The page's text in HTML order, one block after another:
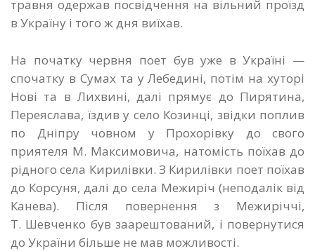
травня одержав посвідчення на вільний проїзд
в Україну і того ж дня виїхав.
На початку червня поет був уже в Україні —
спочатку в Сумах та у Лебедині, потім на хуторі
Нові та в Лихвині, далі прямує до Пирятина,
Переяслава, їздив у село Козинці, звідки поплив
по Дніпру човном у Прохорівку до свого
приятеля М. Максимовича, натомість поїхав до
рідного села Кирилівки. З Кирилівки поет поїхав
до Корсуня, далі до села Межиріч (неподалік від
Канева). Після повернення з Межиріччі,
Т. Шевченко був заарештований, і повернутися
до України більше не мав можливості.